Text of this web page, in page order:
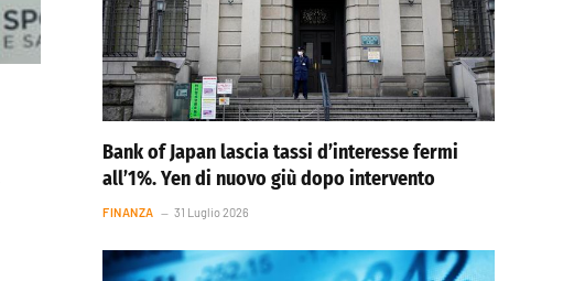
Bank of Japan lascia tassi d’interesse fermi
all’1%. Yen di nuovo giù dopo intervento
FINANZA 31 Luglio 2026